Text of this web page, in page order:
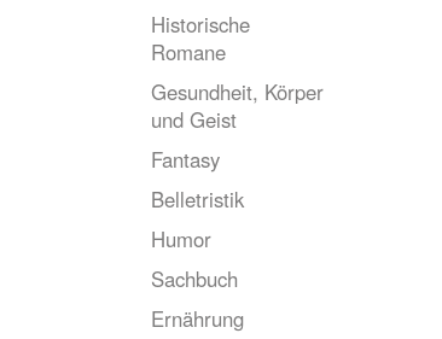
Historische
Romane
Gesundheit, Körper
und Geist
Fantasy
Belletristik
Humor
Sachbuch
Ernährung